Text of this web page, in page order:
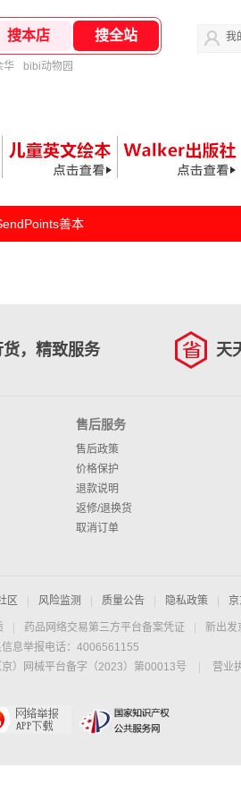
华 bibi动物园
我
善本
货，精致服务 天
售后服务
售后政策
价格保护
退款说明
返修/退换货
取消订单
区 风险监测 质量公告 隐私政策 京
药品网络交易第三方平台备案凭证
新出发
息举报电话：4006561155
）网械平台备字（2023）第00013号 营业